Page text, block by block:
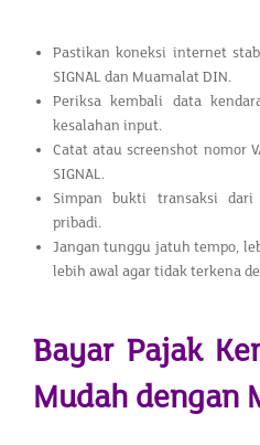
Pastikan koneksi internet
SIGNAL dan Muamalat DIN.
Periksa kembali data
kesalahan input.
Catat atau screenshot nomor
SIGNAL.
Simpan bukti transaksi
pribadi.
Jangan tunggu jatuh tempo,
lebih awal agar tidak terkena
Bayar Pajak
Mudah dengan